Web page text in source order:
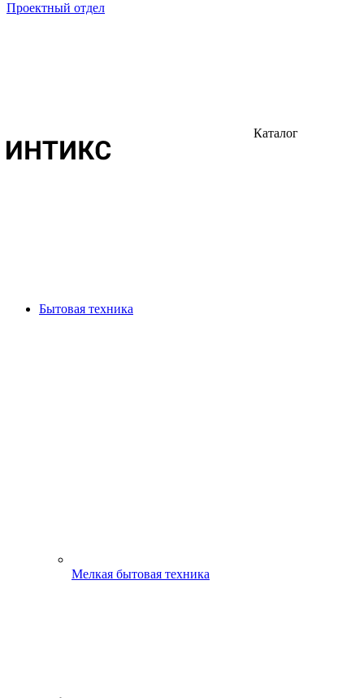
Проектный отдел
Каталог
Бытовая техника
Мелкая бытовая техника